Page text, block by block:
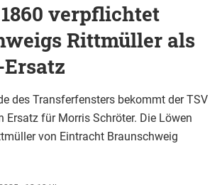
verpflichtet
Rittmüller als
des Transferfensters bekommt der TSV
Ersatz für Morris Schröter. Die Löwen
von Eintracht Braunschweig